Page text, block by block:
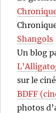
Shangols
Un blog
sur le
BDFF
photos